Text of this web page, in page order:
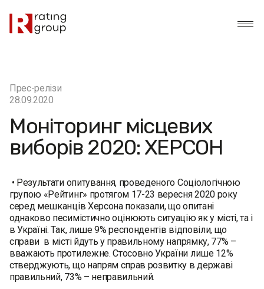
Прес-релізи
28.09.2020
Моніторинг місцевих
виборів 2020: ХЕРСОН
• Результати опитування, проведеного Соціологічною
групою «Рейтинг» протягом 17-23 вересня 2020 року
серед мешканців Херсона показали, що опитані
однаково песимістично оцінюють ситуацію як у місті, та і
в Україні. Так, лише 9% респондентів відповіли, що
справи в місті йдуть у правильному напрямку, 77% –
вважають протилежне. Стосовно України лише 12%
стверджують, що напрям справ розвитку в державі
правильний, 73% – неправильний.